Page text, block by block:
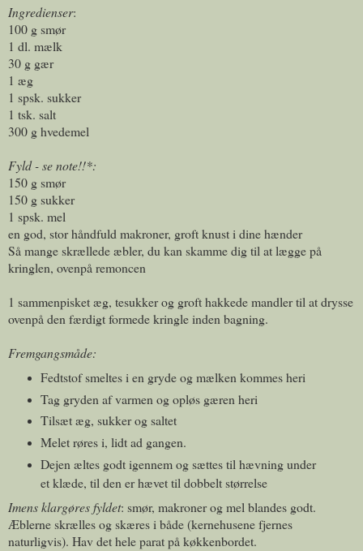
Ingredienser:
100 g smør
1 dl. mælk
30 g gær
1 æg
1 spsk. sukker
1 tsk. salt
300 g hvedemel
Fyld - se note!!*:
150 g smør
150 g sukker
1 spsk. mel
en god, stor håndfuld makroner, groft knust i dine hænder
Så mange skrællede æbler, du kan skamme dig til at lægge på
kringlen, ovenpå remoncen
1 sammenpisket æg, tesukker og groft hakkede mandler til at drysse
ovenpå den færdigt formede kringle inden bagning.
Fremgangsmåde:
Fedtstof smeltes i en gryde og mælken kommes heri
Tag gryden af varmen og opløs gæren heri
Tilsæt æg, sukker og saltet
Melet røres i, lidt ad gangen.
Dejen æltes godt igennem og sættes til hævning under
et klæde, til den er hævet til dobbelt størrelse
Imens klargøres fyldet: smør, makroner og mel blandes godt.
Æblerne skrælles og skæres i både (kernehusene fjernes
naturligvis). Hav det hele parat på køkkenbordet.